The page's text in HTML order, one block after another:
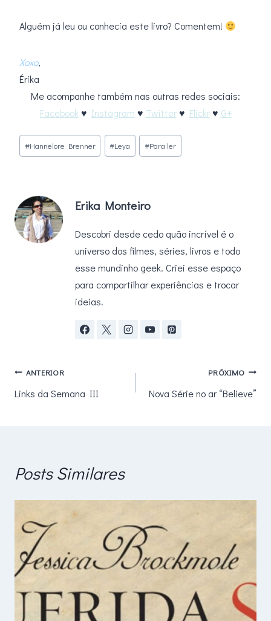
Alguém já leu ou conhecia este livro? Comentem!
Xoxo,
Érika
Me acompanhe também nas outras redes sociais:
Facebook ♥ Instagram ♥ Twitter♥ Flickr♥ G+
Tags
do
#Hannelore Brenner #Leya #Para ler
Erika Monteiro
Descobri desde cedo quão incrível é o
universo dos filmes, séries, livros e todo
esse mundinho geek. Criei esse espaço
para compartilhar experiências e trocar
ideias.
Navegação
de
ANTERIOR
Links da Semana III
PRÓXIMO
Nova Série no ar “Believe”
Posts Similares